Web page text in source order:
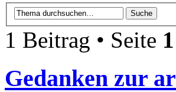
1 Beitrag • Seite 1
Gedanken zur